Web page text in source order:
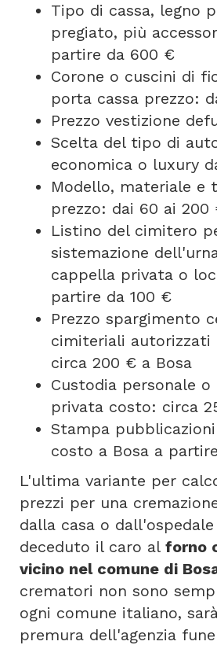
Tipo di cassa, legno
pregiato, più
partire da 600 €
Corone o cuscini di
porta cassa prezzo:
Prezzo vestizione
Scelta del tipo di
economica o luxury
Modello, materiale e
prezzo: dai 60 ai 200
Listino del cimitero
sistemazione
cappella privata o
partire da 100 €
Prezzo spargimento
cimiteriali autorizzati
circa 200 € a Bosa
Custodia personale o
privata costo: circa
Stampa
costo a Bosa a
L'ultima variante per
prezzi per una
dalla casa o
deceduto il caro al forno
vicino nel comune di
crematori non sono
ogni comune italiano,
premura dell'agenzia